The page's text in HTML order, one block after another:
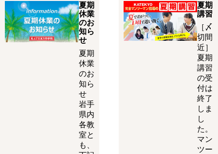
夏期
休業
のお
知ら
せ
夏期
休業
のお
知ら
せ
岩手
県内
各教
室と
も、
夏期
講習
［〆
切間
近］
夏期
講習
の受
付は
終了
しま
し
た。
マン
ツー